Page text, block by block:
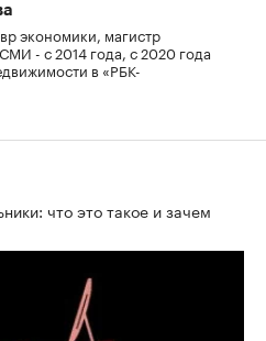
экономики, магистр
- с 2014 года, с 2020 года
в «РБК-
что это такое и зачем